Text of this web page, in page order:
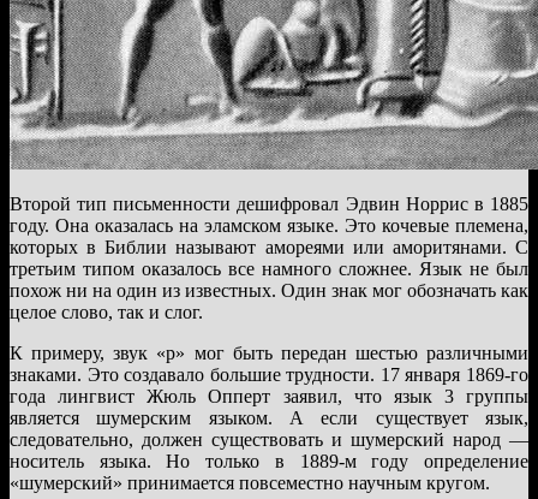
Второй тип письменности дешифровал Эдвин Норрис в 1885
году. Она оказалась на эламском языке. Это кочевые племена,
которых в Библии называют амореями или аморитянами. С
третьим типом оказалось все намного сложнее. Язык не был
похож ни на один из известных. Один знак мог обозначать как
целое слово, так и слог.
К примеру, звук «р» мог быть передан шестью различными
знаками. Это создавало большие трудности. 17 января 1869-го
года лингвист Жюль Опперт заявил, что язык 3 группы
является шумерским языком. А если существует язык,
следовательно, должен существовать и шумерский народ —
носитель языка. Но только в 1889-м году определение
«шумерский» принимается повсеместно научным кругом.